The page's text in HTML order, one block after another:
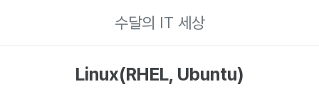
수달의 IT 세상
Linux(RHEL, Ubuntu)